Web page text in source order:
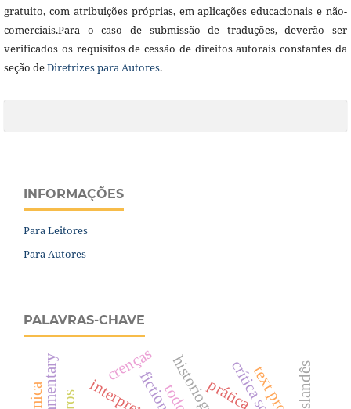
gratuito, com atribuições próprias, em aplicações educacionais e não-
comerciais.Para o caso de submissão de traduções, deverão ser
verificados os requisitos de cessão de direitos autorais constantes da
seção deDiretrizes para Autores.
INFORMAÇÕES
Para Leitores
Para Autores
PALAVRAS-CHAVE
fiction prática.
crenças
todo islandês